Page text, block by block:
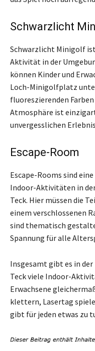
Schwarzlicht
Schwarzlicht Minigolf
Aktivität in der
können Kinder und
Loch-Minigolfplatz
fluoreszierenden
Atmosphäre ist
unvergesslichen
Escape-Room
Escape-Rooms sind
Indoor-Aktivitäten in
Teck. Hier müssen die
einem verschlossenen
sind thematisch
Spannung für alle
Insgesamt gibt es in
Teck viele Indoor-
Erwachsene
klettern, Lasertag
gibt für jeden etwas zu